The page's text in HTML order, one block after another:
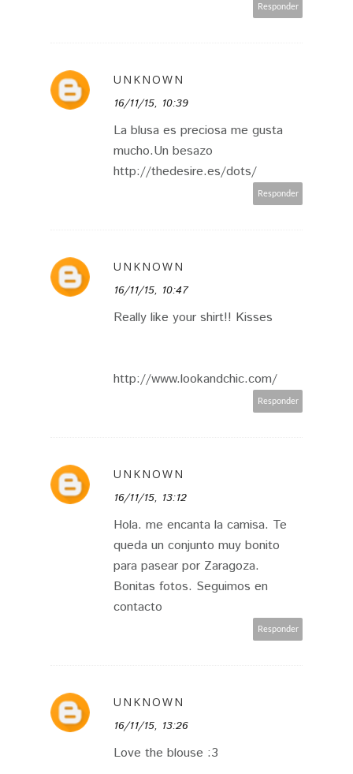
Responder
UNKNOWN
16/11/15, 10:39
La blusa es preciosa me gusta
mucho.Un besazo
http://thedesire.es/dots/
Responder
UNKNOWN
16/11/15, 10:47
Really like your shirt!! Kisses
http://www.lookandchic.com/
Responder
UNKNOWN
16/11/15, 13:12
Hola. me encanta la camisa. Te
queda un conjunto muy bonito
para pasear por Zaragoza.
Bonitas fotos. Seguimos en
contacto
Responder
UNKNOWN
16/11/15, 13:26
Love the blouse :3